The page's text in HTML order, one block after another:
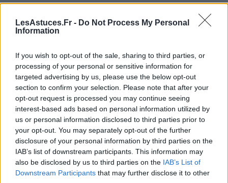
LesAstuces.Fr - Do Not Process My Personal
Information
If you wish to opt-out of the sale, sharing to third parties, or
processing of your personal or sensitive information for
targeted advertising by us, please use the below opt-out
section to confirm your selection. Please note that after your
opt-out request is processed you may continue seeing
interest-based ads based on personal information utilized by
us or personal information disclosed to third parties prior to
your opt-out. You may separately opt-out of the further
disclosure of your personal information by third parties on the
IAB’s list of downstream participants. This information may
also be disclosed by us to third parties on the IAB’s List of
Downstream Participants that may further disclose it to other
lait au contact de l’eau (pratiques et efficaces,
conviennent à la plupart des peaux).
Baumes démaquillants :
peaux sèches.
Pour l’étape aqueuse
Gel nettoyant doux : pour les peaux normales à
grasses.
Mousse nettoyante sans sulfates :pour celles
qui aiment la sensation de fraîcheur sans
irritation.
Crème ou lait nettoyant :pour les peaux sèches